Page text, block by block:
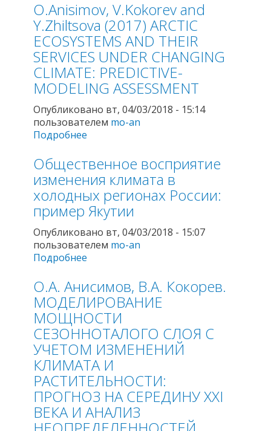
Холодный эпизод около 8200 лет
назад в Северной Европе: анализ
эмпирических данных и возможных
причин. Лёд и Снег, Т. 57 , № 1
O.Anisimov, V.Kokorev and
Y.Zhiltsova (2017) ARCTIC
ECOSYSTEMS AND THEIR
SERVICES UNDER CHANGING
CLIMATE: PREDICTIVE-
MODELING ASSESSMENT
Опубликовано вт, 04/03/2018 - 15:14
пользователем mo-an
Подробнее
SERVICES UNDER CHANGING CLIMATE:
PREDICTIVE-MODELING ASSESSMENT
Общественное восприятие
изменения климата в
холодных регионах России:
пример Якутии
Опубликовано вт, 04/03/2018 - 15:07
пользователем mo-an
Подробнее
регионах России: пример Якутии
О.А. Анисимов, В.А. Кокорев.
МОДЕЛИРОВАНИЕ
МОЩНОСТИ
СЕЗОННОТАЛОГО СЛОЯ С
УЧЕТОМ ИЗМЕНЕНИЙ
КЛИМАТА И
РАСТИТЕЛЬНОСТИ:
ПРОГНОЗ НА СЕРЕДИНУ XXI
ВЕКА И АНАЛИЗ